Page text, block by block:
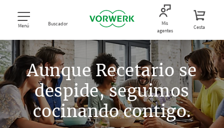
Menú Buscador
Mis
agentes
Cesta
Aunque Recetario se
despide, seguimos
cocinando contigo.